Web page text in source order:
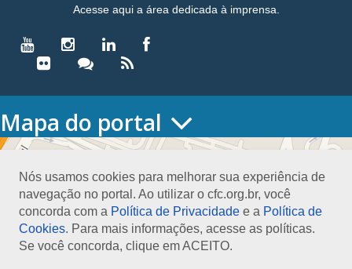
Nós usamos cookies para melhorar sua experiência de
navegação no portal. Ao utilizar o cfc.org.br, você
concorda com a Política de Privacidade e a Política de
Cookies. Para mais informações, acesse as políticas.
Se você concorda, clique em ACEITO.
Acesse aqui a área dedicada à imprensa.
Mapa do portal
HOME
Conselho Diretor
Nossa Sede
Planejamento
Organograma
Medalha João Lyra